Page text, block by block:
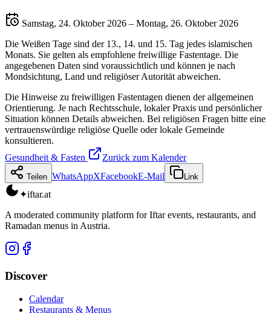
Samstag, 24. Oktober 2026 – Montag, 26. Oktober 2026
Die Weißen Tage sind der 13., 14. und 15. Tag jedes islamischen
Monats. Sie gelten als empfohlene freiwillige Fastentage. Die
angegebenen Daten sind voraussichtlich und können je nach
Mondsichtung, Land und religiöser Autorität abweichen.
Die Hinweise zu freiwilligen Fastentagen dienen der allgemeinen
Orientierung. Je nach Rechtsschule, lokaler Praxis und persönlicher
Situation können Details abweichen. Bei religiösen Fragen bitte eine
vertrauenswürdige religiöse Quelle oder lokale Gemeinde
konsultieren.
Gesundheit & Fasten
Zurück zum Kalender
Teilen WhatsAppXFacebookE-Mail Link
✦iftar.at
A moderated community platform for Iftar events, restaurants, and
Ramadan menus in Austria.
Discover
Calendar
Restaurants & Menus